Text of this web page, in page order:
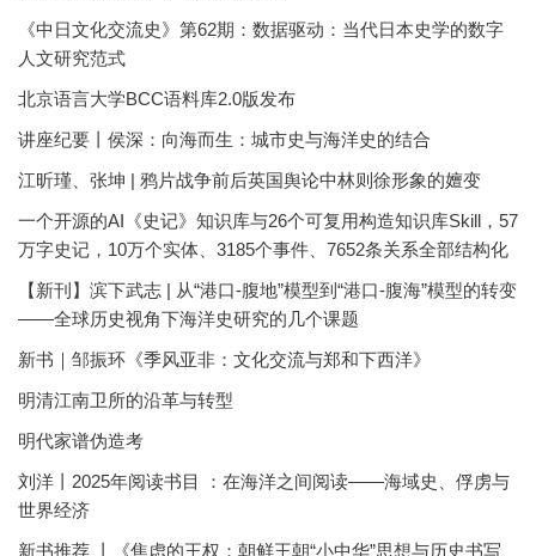
《中日文化交流史》第62期：数据驱动：当代日本史学的数字
人文研究范式
北京语言大学BCC语料库2.0版发布
讲座纪要丨侯深：向海而生：城市史与海洋史的结合
江昕瑾、张坤 | 鸦片战争前后英国舆论中林则徐形象的嬗变
一个开源的AI《史记》知识库与26个可复用构造知识库Skill，57
万字史记，10万个实体、3185个事件、7652条关系全部结构化
【新刊】滨下武志 | 从“港口-腹地”模型到“港口-腹海”模型的转变
——全球历史视角下海洋史研究的几个课题
新书｜邹振环《季风亚非：文化交流与郑和下西洋》
明清江南卫所的沿革与转型
明代家谱伪造考
刘洋丨2025年阅读书目 ：在海洋之间阅读——海域史、俘虏与
世界经济
新书推荐 丨《焦虑的王权：朝鲜王朝“小中华”思想与历史书写